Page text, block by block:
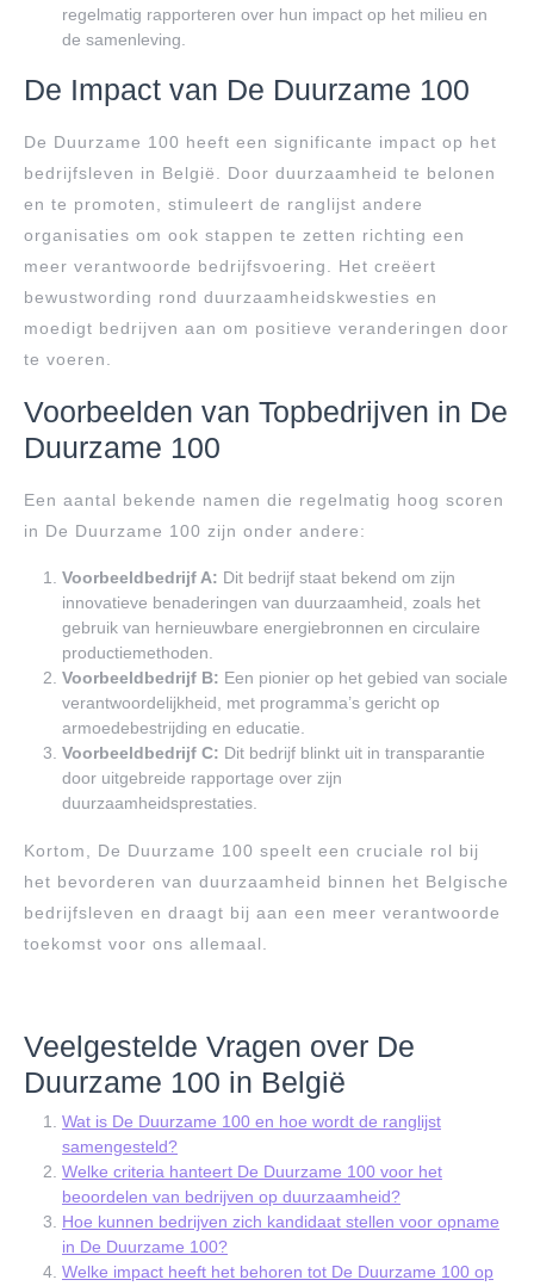
regelmatig rapporteren over hun impact op het milieu en
de samenleving.
De Impact van De Duurzame 100
De Duurzame 100 heeft een significante impact op het
bedrijfsleven in België. Door duurzaamheid te belonen
en te promoten, stimuleert de ranglijst andere
organisaties om ook stappen te zetten richting een
meer verantwoorde bedrijfsvoering. Het creëert
bewustwording rond duurzaamheidskwesties en
moedigt bedrijven aan om positieve veranderingen door
te voeren.
Voorbeelden van Topbedrijven in De
Duurzame 100
Een aantal bekende namen die regelmatig hoog scoren
in De Duurzame 100 zijn onder andere:
Voorbeeldbedrijf A: Dit bedrijf staat bekend om zijn
innovatieve benaderingen van duurzaamheid, zoals het
gebruik van hernieuwbare energiebronnen en circulaire
productiemethoden.
Voorbeeldbedrijf B: Een pionier op het gebied van sociale
verantwoordelijkheid, met programma’s gericht op
armoedebestrijding en educatie.
Voorbeeldbedrijf C: Dit bedrijf blinkt uit in transparantie
door uitgebreide rapportage over zijn
duurzaamheidsprestaties.
Kortom, De Duurzame 100 speelt een cruciale rol bij
het bevorderen van duurzaamheid binnen het Belgische
bedrijfsleven en draagt bij aan een meer verantwoorde
toekomst voor ons allemaal.
Veelgestelde Vragen over De
Duurzame 100 in België
Wat is De Duurzame 100 en hoe wordt de ranglijst
samengesteld?
Welke criteria hanteert De Duurzame 100 voor het
beoordelen van bedrijven op duurzaamheid?
Hoe kunnen bedrijven zich kandidaat stellen voor opname
in De Duurzame 100?
Welke impact heeft het behoren tot De Duurzame 100 op